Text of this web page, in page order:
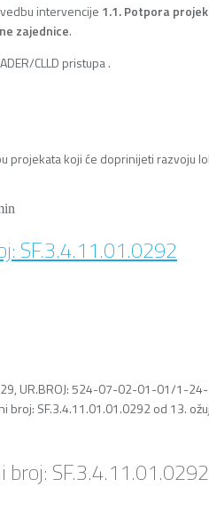
intervencije 1.1. Potpora
zajednice.
CLLD pristupa .
projekata koji će doprinijeti razvoju
SF.3.4.11.01.0292
UR.BROJ: 524-07-02-01-01/1-
SF.3.4.11.01.01.0292 od 13.